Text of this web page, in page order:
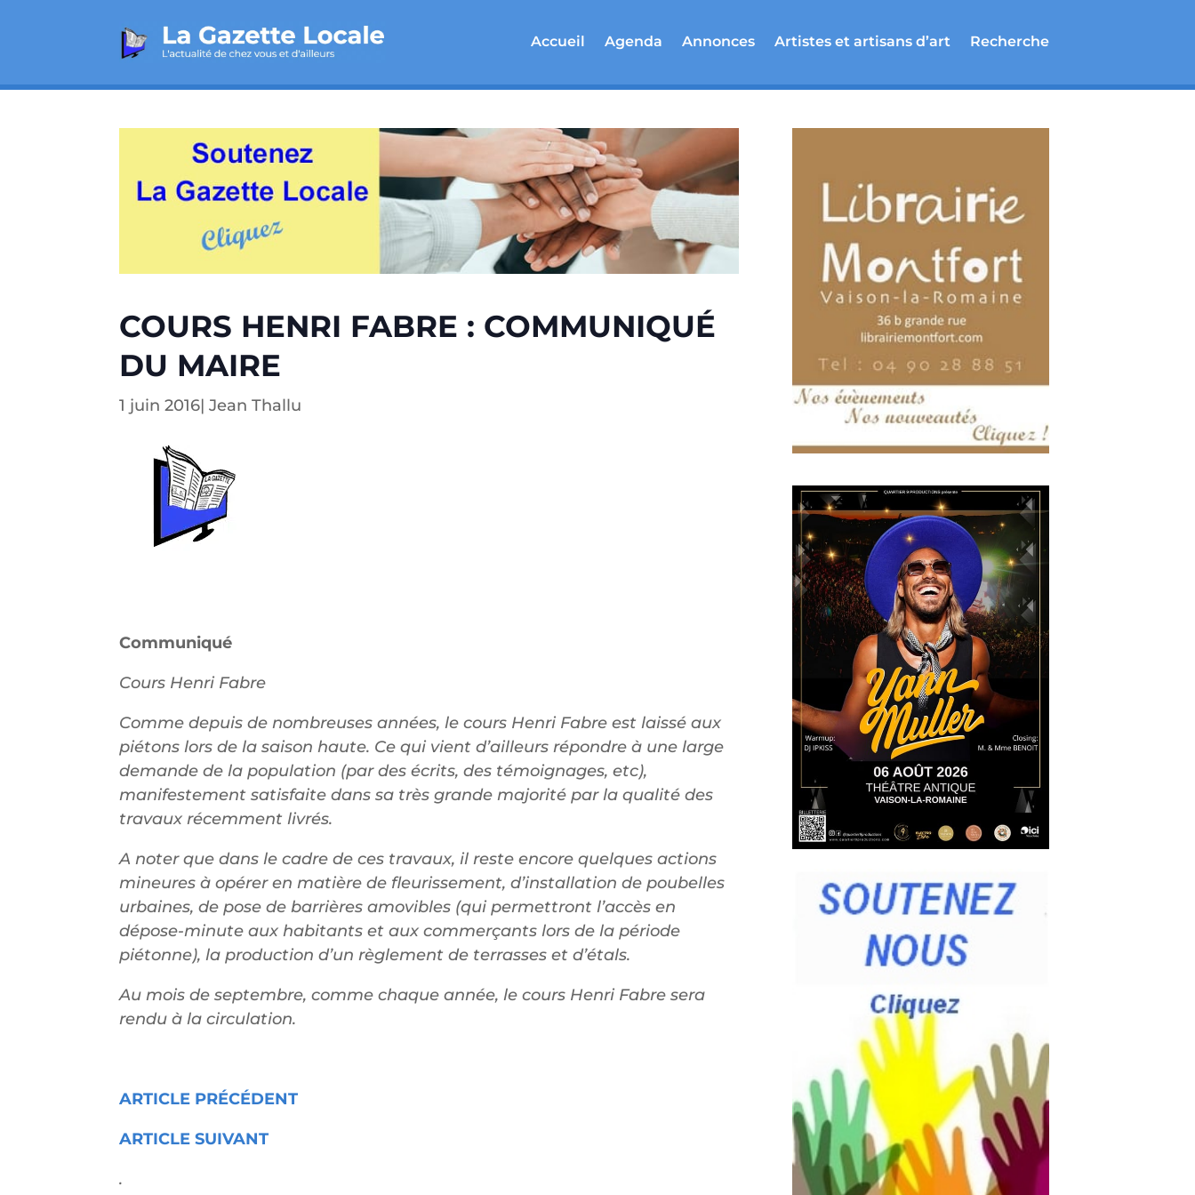
Accueil Agenda Annonces Artistes et artisans d’art Recherche
COURS HENRI FABRE : COMMUNIQUÉ
DU MAIRE
1 juin 2016|Jean Thallu
Communiqué
Cours Henri Fabre
Comme depuis de nombreuses années, le cours Henri Fabre est laissé aux
piétons lors de la saison haute. Ce qui vient d’ailleurs répondre à une large
demande de la population (par des écrits, des témoignages, etc),
manifestement satisfaite dans sa très grande majorité par la qualité des
travaux récemment livrés.
A noter que dans le cadre de ces travaux, il reste encore quelques actions
mineures à opérer en matière de fleurissement, d’installation de poubelles
urbaines, de pose de barrières amovibles (qui permettront l’accès en
dépose-minute aux habitants et aux commerçants lors de la période
piétonne), la production d’un règlement de terrasses et d’étals.
Au mois de septembre, comme chaque année, le cours Henri Fabre sera
rendu à la circulation.
ARTICLE PRÉCÉDENT
ARTICLE SUIVANT
.